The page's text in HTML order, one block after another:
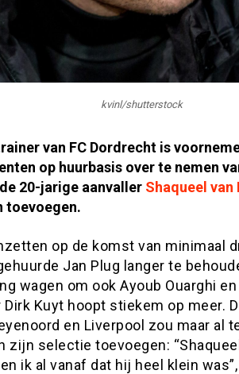
kvinl/shutterstock
van FC Dordrecht is
op huurbasis over te nemen
20-jarige aanvaller Shaqueel van
toevoegen.
op de komst van minimaal
Jan Plug langer te
wagen om ook Ayoub Ouarghi
Dirk Kuyt hoopt stiekem op meer.
en Liverpool zou maar al
zijn selectie toevoegen:
ik al vanaf dat hij heel klein